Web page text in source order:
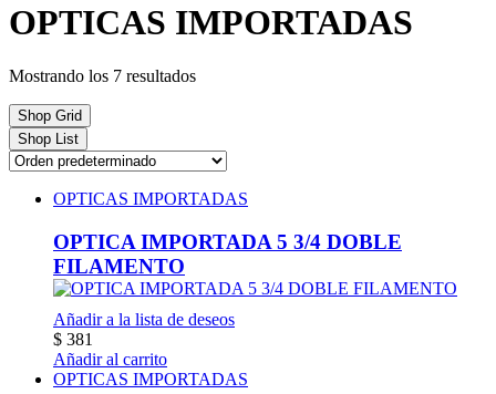
OPTICAS IMPORTADAS
Mostrando los 7 resultados
Shop Grid
Shop List
OPTICAS IMPORTADAS
OPTICA IMPORTADA 5 3/4 DOBLE
FILAMENTO
Añadir a la lista de deseos
$ 381
Añadir al carrito
OPTICAS IMPORTADAS